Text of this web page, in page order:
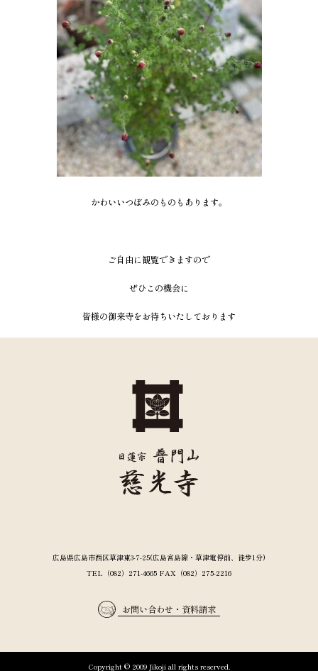
かわいいつぼみのものもあります。
ご自由に観覧できますので
ぜひこの機会に
皆様の御来寺をお待ちいたしております
広島県広島市西区草津東3-7-25(広島宮島線・草津電停前、徒歩1分)
TEL（082）271-4665 FAX（082）275-2216
お問い合わせ・資料請求
Copyright © 2009 Jikoji all rights reserved.